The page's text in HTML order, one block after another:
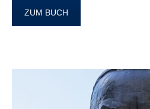
ZUM BUCH